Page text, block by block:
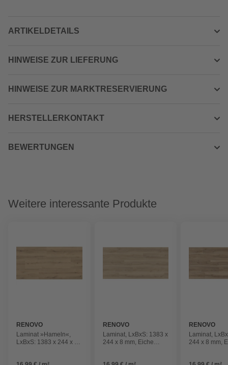
ARTIKELDETAILS
HINWEISE ZUR LIEFERUNG
HINWEISE ZUR MARKTRESERVIERUNG
HERSTELLERKONTAKT
BEWERTUNGEN
Weitere interessante Produkte
RENOVO
Laminat »Hameln«,
LxBxS: 1383 x 244 x 8
RENOVO
Laminat, LxBxS: 1383 x
244 x 8 mm, Eiche
RENOVO
Laminat,
244 x 8 mm,